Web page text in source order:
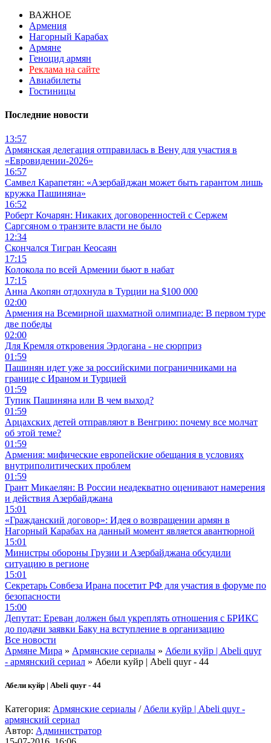
ВАЖНОЕ
Армения
Нагорный Карабах
Армяне
Геноцид армян
Реклама на сайте
Авиабилеты
Гостиницы
Последние новости
13:57
Армянская делегация отправилась в Вену для участия в
«Евровидении-2026»
16:57
Самвел Карапетян: «Азербайджан может быть гарантом лишь
кружка Пашиняна»
16:52
Роберт Кочарян: Никаких договоренностей с Сержем
Саргсяном о транзите власти не было
12:34
Скончался Тигран Кеосаян
17:15
Колокола по всей Армении бьют в набат
17:15
Анна Акопян отдохнула в Турции на $100 000
02:00
Армения на Всемирной шахматной олимпиаде: В первом туре
две победы
02:00
Для Кремля откровения Эрдогана - не сюрприз
01:59
Пашинян идет уже за российскими пограничниками на
границе с Ираном и Турцией
01:59
Тупик Пашиняна или В чем выход?
01:59
Арцахских детей отправляют в Венгрию: почему все молчат
об этой теме?
01:59
Армения: мифические европейские обещания в условиях
внутриполитических проблем
01:59
Грант Микаелян: В России неадекватно оценивают намерения
и действия Азербайджана
15:01
«Гражданский договор»: Идея о возвращении армян в
Нагорный Карабах на данный момент является авантюрной
15:01
Министры обороны Грузии и Азербайджана обсудили
ситуацию в регионе
15:01
Секретарь Совбеза Ирана посетит РФ для участия в форуме по
безопасности
15:00
Депутат: Ереван должен был укреплять отношения с БРИКС
до подачи заявки Баку на вступление в организацию
Все новости
Армяне Мира » Армянские сериалы » Абели куйр | Abeli quyr
- армянский сериал » Абели куйр | Abeli quyr - 44
Абели куйр | Abeli quyr - 44
Категория: Армянские сериалы / Абели куйр | Abeli quyr -
армянский сериал
Автор: Администратор